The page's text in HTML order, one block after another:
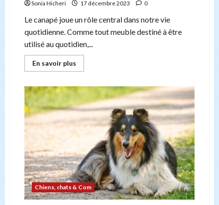
Sonia Hicheri 17 décembre 2023 0
Le canapé joue un rôle central dans notre vie
quotidienne. Comme tout meuble destiné à être
utilisé au quotidien,...
En savoir plus
savoir
COMMENT
NETTOYER
UN
CANAPÉ
EN
VELOURS
?
Chiens, chats & Com